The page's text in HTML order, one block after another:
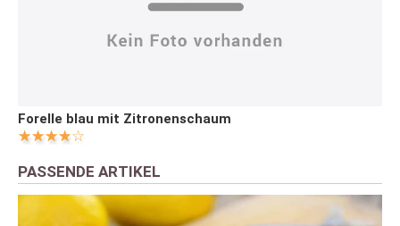
Forelle blau mit Zitronenschaum
PASSENDE ARTIKEL